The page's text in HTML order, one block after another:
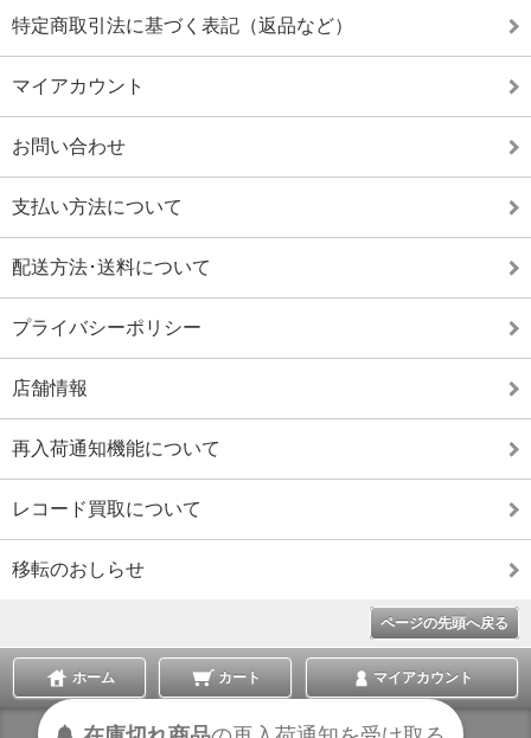
特定商取引法に基づく表記（返品など）
マイアカウント
お問い合わせ
支払い方法について
配送方法･送料について
プライバシーポリシー
店舗情報
再入荷通知機能について
レコード買取について
移転のおしらせ
ページの先頭へ戻る
ホーム カート マイアカウント